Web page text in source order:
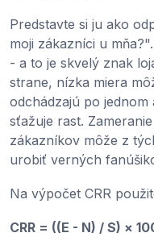
Predstavte si ju ako
moji zákazníci u
- a to je skvelý znak
strane, nízka miera
odchádzajú po
sťažuje rast.
zákazníkov môže z
urobiť verných
Na výpočet CRR
CRR = ((E - N) / S) ×